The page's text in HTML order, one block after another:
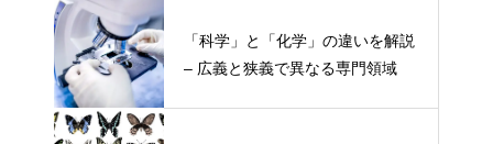
「科学」と「化学」の違いを解説
– 広義と狭義で異なる専門領域